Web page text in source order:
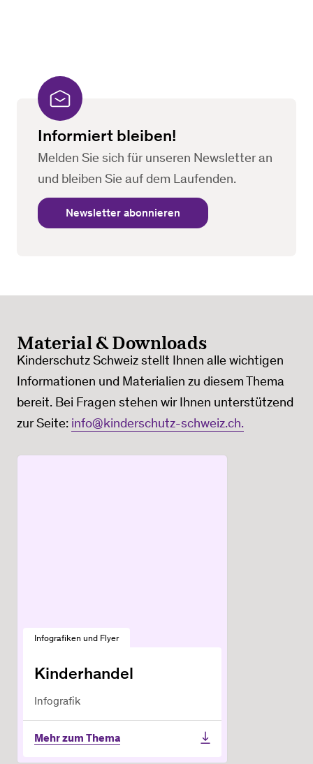
Informiert bleiben!
Melden Sie sich für unseren Newsletter an
und bleiben Sie auf dem Laufenden.
Newsletter abonnieren
Material & Downloads
Kinderschutz Schweiz stellt Ihnen alle wichtigen
Informationen und Materialien zu diesem Thema
bereit. Bei Fragen stehen wir Ihnen unterstützend
zur Seite: info@kinderschutz-schweiz.ch.
Kinderhandel
Infografiken und Flyer
Infografik
Mehr zum Thema